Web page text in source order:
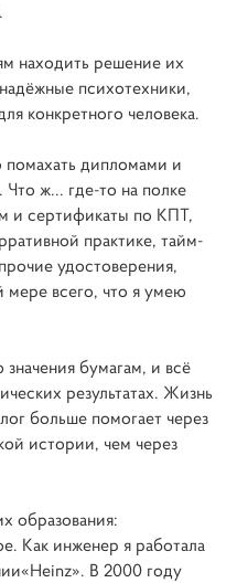
находить решение их
психотехники,
конкретного человека.
помахать дипломами и
Что ж... где-то на полке
и сертификаты по КПТ,
практике, тайм-
удостоверения,
мере всего, что я умею
бумагам, и всё
результатах. Жизнь
больше помогает через
истории, чем через
образования:
Как инженер я работала
В 2000 году